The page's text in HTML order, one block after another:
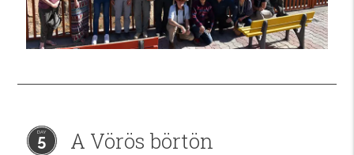
5 A Vörös börtön